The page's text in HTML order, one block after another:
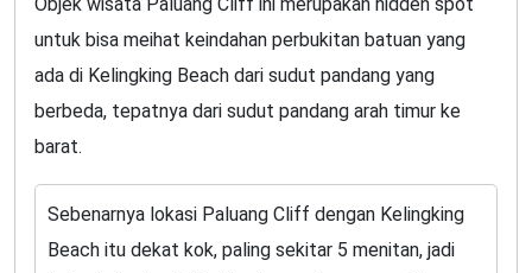
untuk bisa meihat keindahan perbukitan batuan yang
ada di Kelingking Beach dari sudut pandang yang
berbeda, tepatnya dari sudut pandang arah timur ke
barat.
Sebenarnya lokasi Paluang Cliff dengan Kelingking
Beach itu dekat kok, paling sekitar 5 menitan, jadi